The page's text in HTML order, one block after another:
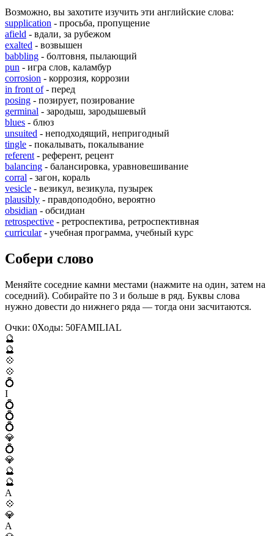
Возможно, вы захотите изучить эти английские слова:
supplication - просьба, пропущение
afield - вдали, за рубежом
exalted - возвышен
babbling - болтовня, пылающий
pun - игра слов, каламбур
corrosion - коррозия, коррозии
in front of- перед
posing - позирует, позирование
germinal - зародыш, зародышевый
blues - блюз
unsuited - неподходящий, непригодный
tingle - покалывать, покалывание
referent - референт, рецент
balancing - балансировка, уравновешивание
corral - загон, кораль
vesicle - везикул, везикула, пузырек
plausibly - правдоподобно, вероятно
obsidian - обсидиан
retrospective - ретроспектива, ретроспективная
curricular- учебная программа, учебный курс
Собери слово
Меняйте соседние камни местами (нажмите на один, затем на
соседний). Собирайте по 3 и больше в ряд. Буквы слова
нужно довести до нижнего ряда — тогда они засчитаются.
Очки: 0Ходы: 50FAMILIAL
🔮
🔮
💠
💠
💍
I
💍
💍
💍
💎
💍
💎
🔮
🔮
A
💠
💎
A